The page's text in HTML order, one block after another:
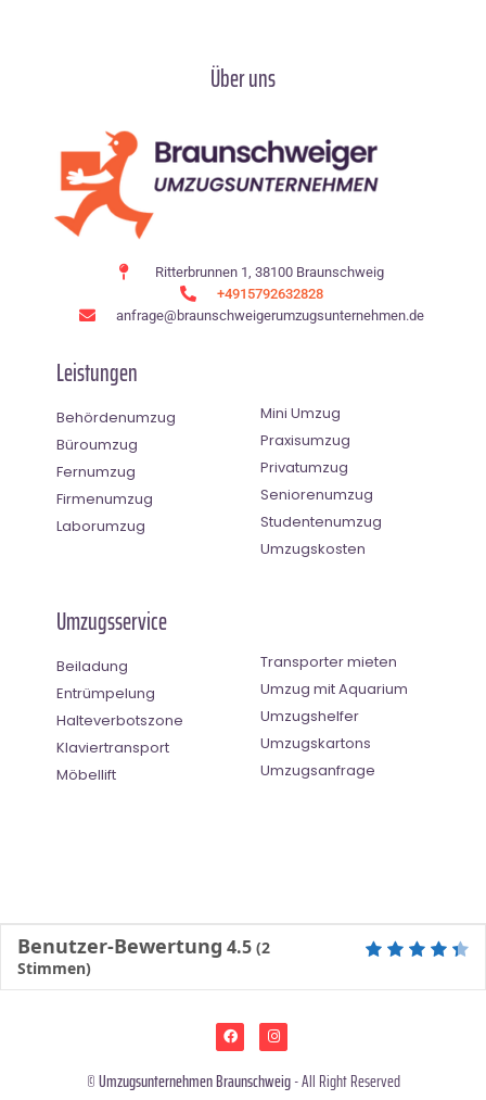
Über uns
Ritterbrunnen 1, 38100 Braunschweig
+4915792632828
anfrage@braunschweigerumzugsunternehmen.de
Leistungen
Behördenumzug
Büroumzug
Fernumzug
Firmenumzug
Laborumzug
Mini Umzug
Praxisumzug
Privatumzug
Seniorenumzug
Studentenumzug
Umzugskosten
Umzugsservice
Beiladung
Entrümpelung
Halteverbotszone
Klaviertransport
Möbellift
Transporter mieten
Umzug mit Aquarium
Umzugshelfer
Umzugskartons
Umzugsanfrage
Benutzer-Bewertung 4.5 (2
Stimmen)
©Umzugsunternehmen Braunschweig- All Right Reserved